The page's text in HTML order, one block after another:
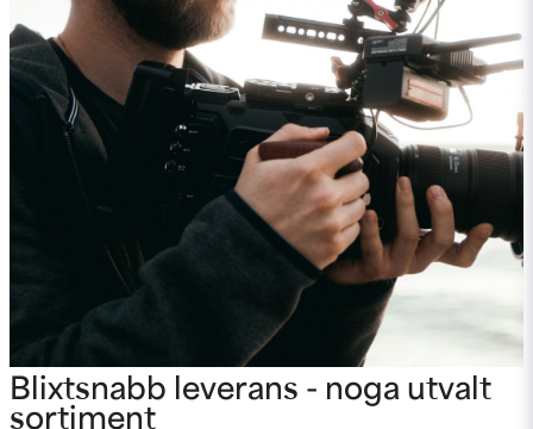
Blixtsnabb leverans - noga utvalt
sortiment